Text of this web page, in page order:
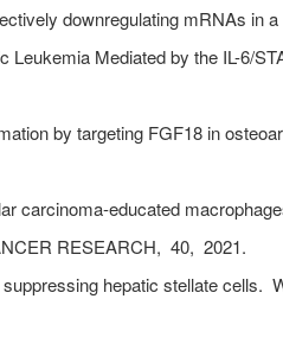
downregulating mRNAs in a
Mediated by the IL-6/
by targeting FGF18 in
carcinoma-educated
RESEARCH, 40, 2021.
hepatic stellate cells.